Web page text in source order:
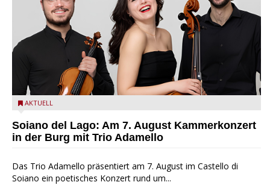
Trio Adamello
AKTUELL
Soiano del Lago: Am 7. August Kammerkonzert
in der Burg mit Trio Adamello
Das Trio Adamello präsentiert am 7. August im Castello di
Soiano ein poetisches Konzert rund um...